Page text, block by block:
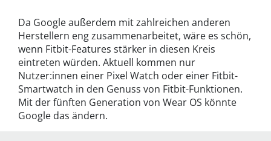
Da Google außerdem mit zahlreichen anderen
Herstellern eng zusammenarbeitet, wäre es schön,
wenn Fitbit-Features stärker in diesen Kreis
eintreten würden. Aktuell kommen nur
Nutzer:innen einer Pixel Watch oder einer Fitbit-
Smartwatch in den Genuss von Fitbit-Funktionen.
Mit der fünften Generation von Wear OS könnte
Google das ändern.